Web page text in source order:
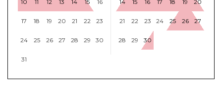
10 11 12 13 14 15 16
17 18 19 20 21 22 23
24 25 26 27 28 29 30
31
14 15 16 17 18 19 20
21 22 23 24 25 26 27
28 29 30